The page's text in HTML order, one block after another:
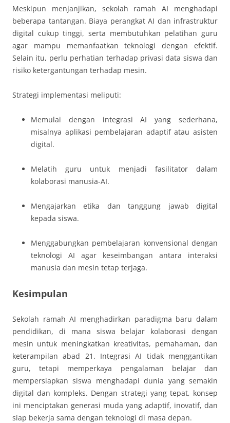
Meskipun menjanjikan, sekolah ramah AI menghadapi
beberapa tantangan. Biaya perangkat AI dan infrastruktur
digital cukup tinggi, serta membutuhkan pelatihan guru
agar mampu memanfaatkan teknologi dengan efektif.
Selain itu, perlu perhatian terhadap privasi data siswa dan
risiko ketergantungan terhadap mesin.
Strategi implementasi meliputi:
Memulai dengan integrasi AI yang sederhana,
misalnya aplikasi pembelajaran adaptif atau asisten
digital.
Melatih guru untuk menjadi fasilitator dalam
kolaborasi manusia-AI.
Mengajarkan etika dan tanggung jawab digital
kepada siswa.
Menggabungkan pembelajaran konvensional dengan
teknologi AI agar keseimbangan antara interaksi
manusia dan mesin tetap terjaga.
Kesimpulan
Sekolah ramah AI menghadirkan paradigma baru dalam
pendidikan, di mana siswa belajar kolaborasi dengan
mesin untuk meningkatkan kreativitas, pemahaman, dan
keterampilan abad 21. Integrasi AI tidak menggantikan
guru, tetapi memperkaya pengalaman belajar dan
mempersiapkan siswa menghadapi dunia yang semakin
digital dan kompleks. Dengan strategi yang tepat, konsep
ini menciptakan generasi muda yang adaptif, inovatif, dan
siap bekerja sama dengan teknologi di masa depan.